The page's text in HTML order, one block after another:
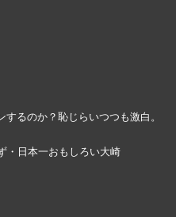
るのか？恥じらいつつも激白。
・日本一おもしろい大崎